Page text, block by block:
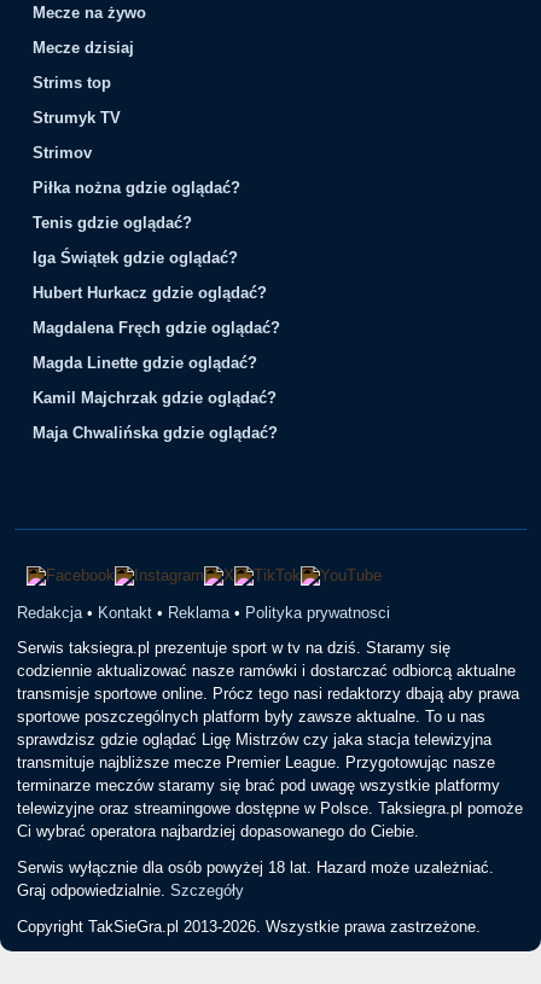
Mecze na żywo
Mecze dzisiaj
Strims top
Strumyk TV
Strimov
Piłka nożna gdzie oglądać?
Tenis gdzie oglądać?
Iga Świątek gdzie oglądać?
Hubert Hurkacz gdzie oglądać?
Magdalena Fręch gdzie oglądać?
Magda Linette gdzie oglądać?
Kamil Majchrzak gdzie oglądać?
Maja Chwalińska gdzie oglądać?
Redakcja • Kontakt • Reklama • Polityka prywatnosci
Serwis taksiegra.pl prezentuje sport w tv na dziś. Staramy się
codziennie aktualizować nasze ramówki i dostarczać odbiorcą aktualne
transmisje sportowe online. Prócz tego nasi redaktorzy dbają aby prawa
sportowe poszczególnych platform były zawsze aktualne. To u nas
sprawdzisz gdzie oglądać Ligę Mistrzów czy jaka stacja telewizyjna
transmituje najbliższe mecze Premier League. Przygotowując nasze
terminarze meczów staramy się brać pod uwagę wszystkie platformy
telewizyjne oraz streamingowe dostępne w Polsce. Taksiegra.pl pomoże
Ci wybrać operatora najbardziej dopasowanego do Ciebie.
Serwis wyłącznie dla osób powyżej 18 lat. Hazard może uzależniać.
Graj odpowiedzialnie.Szczegóły
Copyright TakSieGra.pl 2013-2026. Wszystkie prawa zastrzeżone.